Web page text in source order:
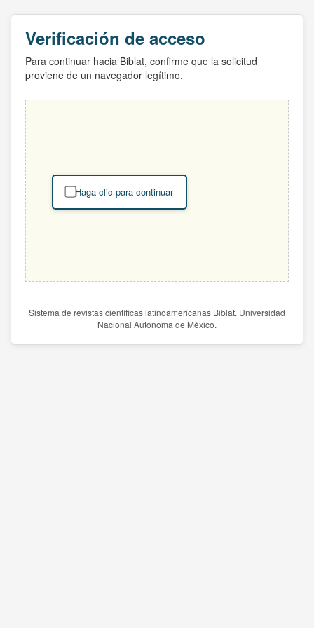
Verificación de acceso
Para continuar hacia Biblat, confirme que la solicitud
proviene de un navegador legítimo.
Haga clic para continuar
Sistema de revistas científicas latinoamericanas Biblat. Universidad
Nacional Autónoma de México.